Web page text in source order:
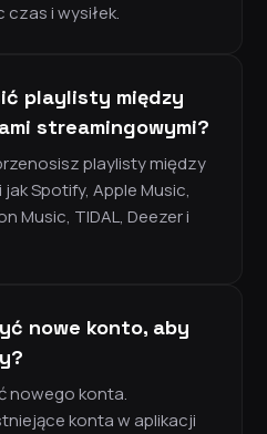
i wysiłek.
playlisty między
streamingowymi?
playlisty między
Spotify, Apple Music,
Music, TIDAL, Deezer i
nowe konto, aby
nowego konta.
konta w aplikacji